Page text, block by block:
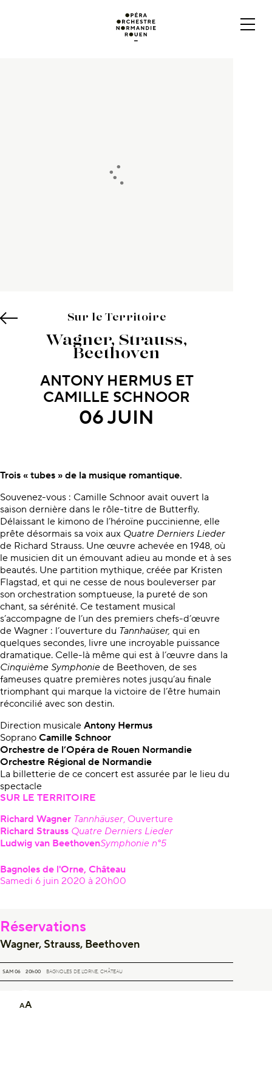
AA
Sur le Territoire
Wagner, Strauss,
Beethoven
ANTONY HERMUS ET
CAMILLE SCHNOOR
06 JUIN
À propos du concert
Trois « tubes » de la musique romantique.
Souvenez-vous : Camille Schnoor avait ouvert la
saison dernière dans le rôle-titre de Butterfly.
Délaissant le kimono de l’héroïne puccinienne, elle
prête désormais sa voix aux Quatre Derniers Lieder
de Richard Strauss. Une œuvre achevée en 1948, où
le musicien dit un émouvant adieu au monde et à ses
beautés. Une partition mythique, créée par Kristen
Flagstad, et qui ne cesse de nous bouleverser par
son orchestration somptueuse, la pureté de son
chant, sa sérénité. Ce testament musical
s’accompagne de l’un des premiers chefs-d’œuvre
de Wagner : l’ouverture du Tannhaüser, qui en
quelques secondes, livre une incroyable puissance
dramatique. Celle-là même qui est à l’œuvre dans la
Cinquième Symphonie de Beethoven, de ses
fameuses quatre premières notes jusqu’au finale
triomphant qui marque la victoire de l’être humain
réconcilié avec son destin.
Direction musicale Antony Hermus
Soprano Camille Schnoor
Orchestre de l’Opéra de Rouen Normandie
Orchestre Régional de Normandie
La billetterie de ce concert est assurée par le lieu du
spectacle
SUR LE TERRITOIRE
Richard Wagner Tannhäuser, Ouverture
Richard Strauss Quatre Derniers Lieder
Ludwig van BeethovenSymphonie n°5
Bagnoles de l'Orne, Château
Samedi 6 juin 2020 à 20h00
Réservations
Wagner, Strauss, Beethoven
SAM 06 20h00
WAGNER, STRAUSS, BEETHOVENBAGNOLES DE L'ORNE, CHÂTEAU